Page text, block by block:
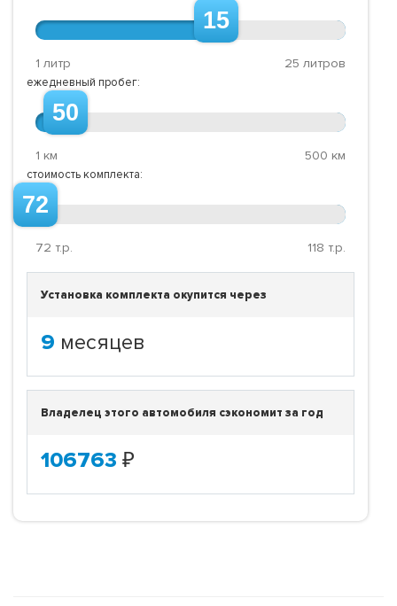
15
1 литр 25 литров
ежедневный пробег:
50
1 км 500 км
стоимость комплекта:
72
72 т.р. 118 т.р.
Установка комплекта окупится через
9 месяцев
Владелец этого автомобиля сэкономит за год
106763 ₽